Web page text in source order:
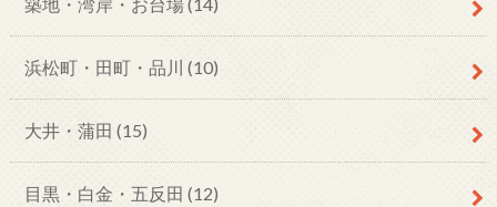
築地・湾岸・お台場(14)
浜松町・田町・品川 (10)
大井・蒲田 (15)
目黒・白金・五反田 (12)